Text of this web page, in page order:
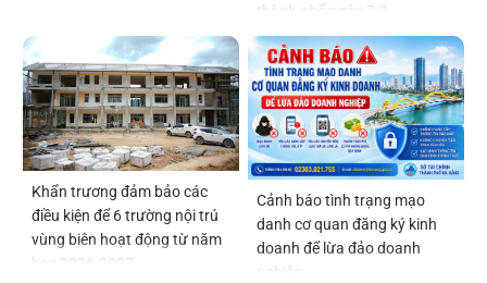
thành phố ngày 7-8
Khẩn trương đảm bảo các
điều kiện để 6 trường nội trú
vùng biên hoạt động từ năm
học 2026-2027
Cảnh báo tình trạng mạo
danh cơ quan đăng ký kinh
doanh để lừa đảo doanh
nghiệp